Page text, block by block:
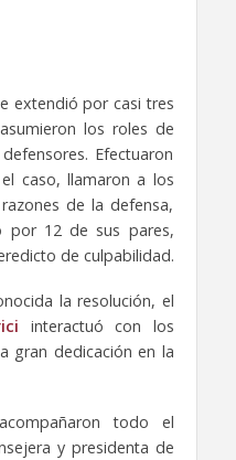
extendió por casi tres
los roles de
Efectuaron
caso, llamaron a los
de la defensa,
por 12 de sus pares,
de culpabilidad.
la resolución, el
interactuó con los
gran dedicación en la
todo el
y presidenta de